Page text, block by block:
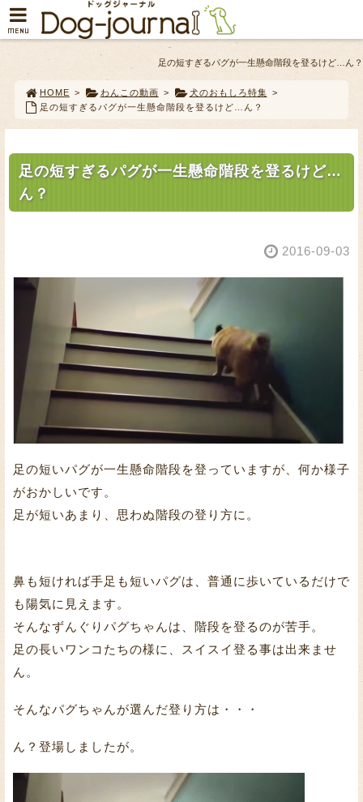
足の短すぎるパグが一生懸命階段を登るけど…ん？
HOME > わんこの動画 > 犬のおもしろ特集 >
足の短すぎるパグが一生懸命階段を登るけど…ん？
足の短すぎるパグが一生懸命階段を登るけど…
ん？
2016-09-03
足の短いパグが一生懸命階段を登っていますが、何か様子
がおかしいです。
足が短いあまり、思わぬ階段の登り方に。
鼻も短ければ手足も短いパグは、普通に歩いているだけで
も陽気に見えます。
そんなずんぐりパグちゃんは、階段を登るのが苦手。
足の長いワンコたちの様に、スイスイ登る事は出来ませ
ん。
そんなパグちゃんが選んだ登り方は・・・
ん？登場しましたが。
MENU